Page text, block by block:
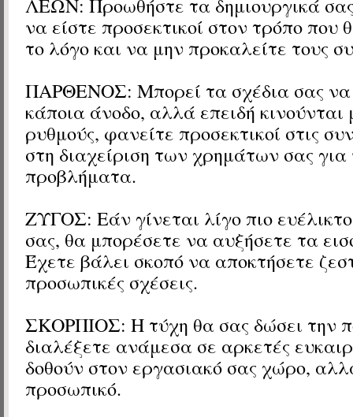
ΛΕΩΝ: Προωθήστε τα δημιουργικά
να είστε προσεκτικοί στον τρόπο που
το λόγο και να μην προκαλείτε τους
ΠΑΡΘΕΝΟΣ: Μπορεί τα σχέδια σας να
κάποια άνοδο, αλλά επειδή κινούνται
ρυθμούς, φανείτε προσεκτικοί στις
στη διαχείριση των χρημάτων σας
προβλήματα.
ΖΥΓΟΣ: Εάν γίνεται λίγο πιο
σας, θα μπορέσετε να αυξήσετε τα
Έχετε βάλει σκοπό να αποκτήσετε
προσωπικές σχέσεις.
ΣΚΟΡΠΙΟΣ: Η τύχη θα σας δώσει την
διαλέξετε ανάμεσα σε αρκετές
δοθούν στον εργασιακό σας χώρο,
προσωπικό.